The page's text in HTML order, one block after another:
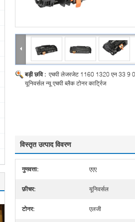
बड़ी छवि : एचपी लेजरजेट 1160 1320 एन 33 9
यूनिवर्सल न्यू एचपी ब्लैक टोनर कार्ट्रिज
विस्तृत उत्पाद विवरण
गुणवत्ता: एएए
फ़ीचर: यूनिवर्सल
टोनर: एलजी